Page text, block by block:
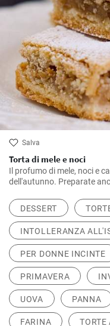
Salva
Torta di mele e noci
Il profumo di mele, noci e
dell'autunno. Preparate
DESSERT
INTOLLERANZA
PER DONNE INCINTE
PRIMAVERA
UOVA PANNA
FARINA TORTE